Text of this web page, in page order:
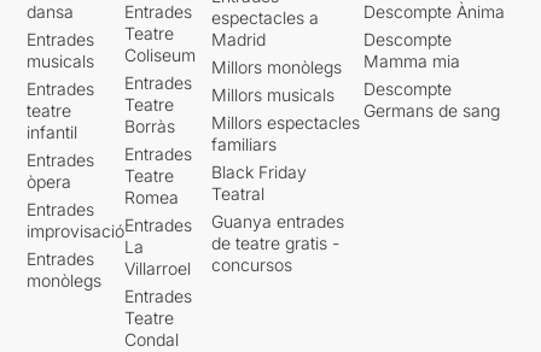
dansa
Entrades
musicals
Entrades
teatre
infantil
Entrades
òpera
Entrades
improvisació
Entrades
monòlegs
Entrades
Teatre
Coliseum
Entrades
Teatre
Borràs
Entrades
Teatre
Romea
Entrades
La
Villarroel
Entrades
Teatre
Condal
espectacles a
Madrid
Millors monòlegs
Millors musicals
Millors espectacles
familiars
Black Friday
Teatral
Guanya entrades
de teatre gratis -
concursos
Descompte Ànima
Descompte
Mamma mia
Descompte
Germans de sang